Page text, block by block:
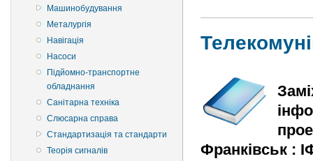
Машинобудування
Металургія
Навігація
Насоси
Підйомно-транспортне
обладнання
Санітарна техніка
Слюсарна справа
Стандартизація та стандарти
Теорія сигналів
Франківськ :